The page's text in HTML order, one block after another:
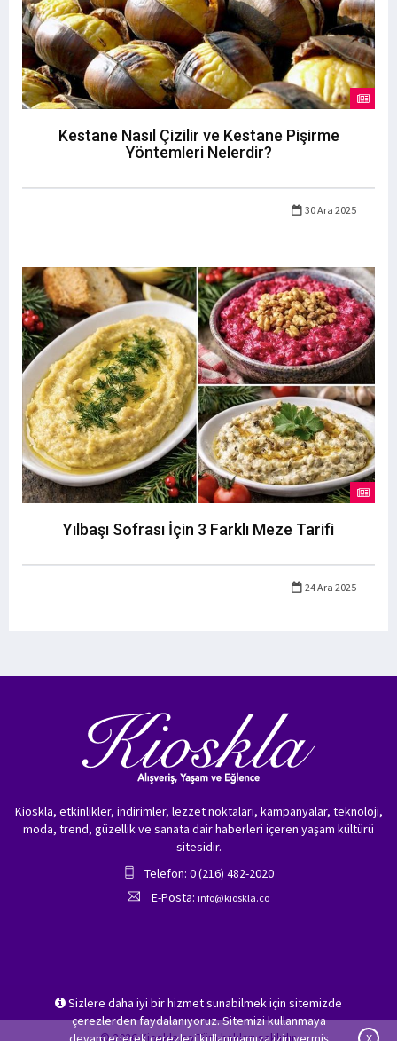
Kestane Nasıl Çizilir ve Kestane Pişirme
Yöntemleri Nelerdir?
30 Ara 2025
Yılbaşı Sofrası İçin 3 Farklı Meze Tarifi
24 Ara 2025
Sizlere daha iyi bir hizmet sunabilmek için sitemizde
çerezlerden faydalanıyoruz. Sitemizi kullanmaya
Kioskla, etkinlikler, indirimler, lezzet noktaları, kampanyalar, teknoloji,
moda, trend, güzellik ve sanata dair haberleri içeren yaşam kültürü
sitesidir.
Telefon: 0 (216) 482-2020
E-Posta: info@kioskla.co
© 2026 Kioskla.co Tüm hakları saklıdır.